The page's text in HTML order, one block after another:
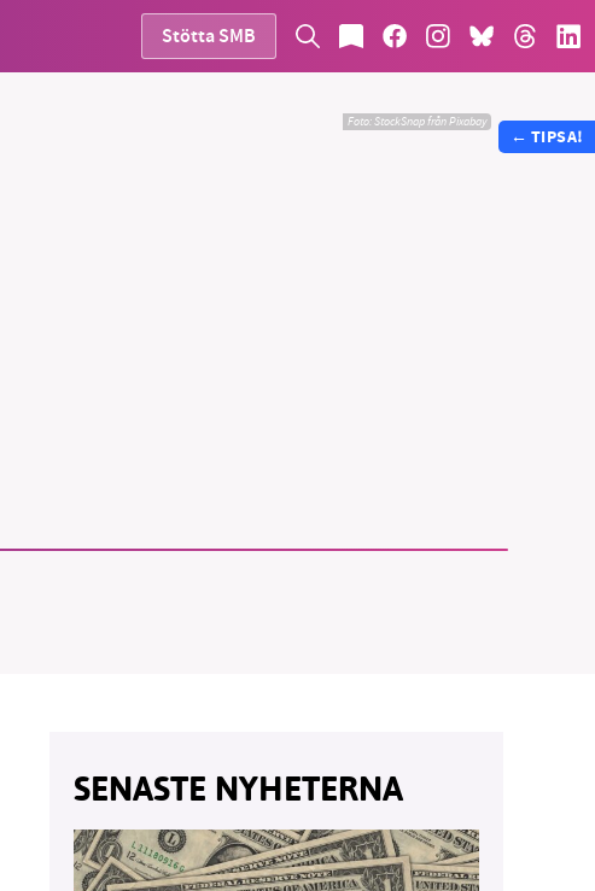
Stötta SMB
Foto:StockSnap från Pixabay
SENASTE NYHETERNA
← TIPSA!
–